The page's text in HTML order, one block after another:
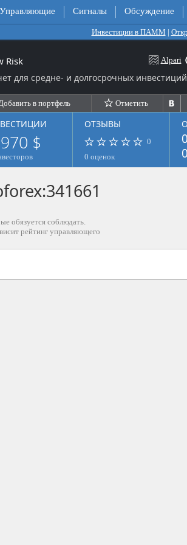
Управляющие Сигналы Обсуждение
Инвестиции в ПАММ |
Risk
для средне- и долгосрочных
Alpari
в портфель Отметить
$
ОТЗЫВЫ
0
0 оценок
0
0
обязуется соблюдать.
рейтинг управляющего